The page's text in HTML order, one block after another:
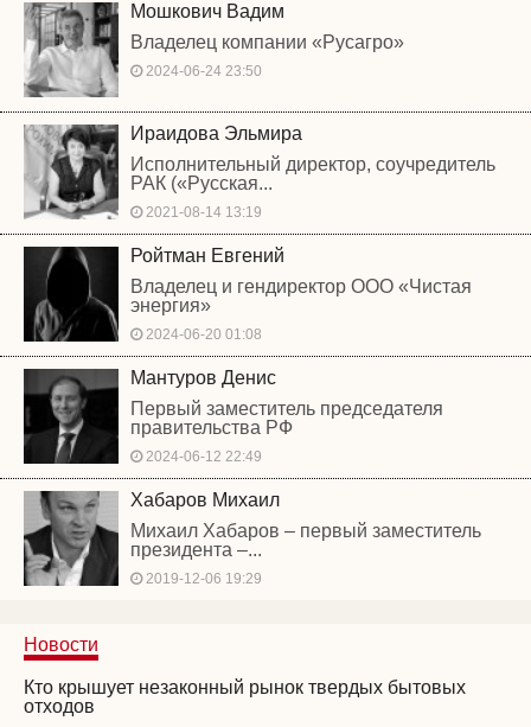
Мошкович Вадим
Владелец компании «Русагро»
2024-06-24 23:50
Ираидова Эльмира
Исполнительный директор, соучредитель
РАК («Русская...
2021-08-14 13:19
Ройтман Евгений
Владелец и гендиректор ООО «Чистая
энергия»
2024-06-20 01:08
Мантуров Денис
Первый заместитель председателя
правительства РФ
2024-06-12 22:49
Хабаров Михаил
Михаил Хабаров – первый заместитель
президента –...
2019-12-06 19:29
Новости
Кто крышует незаконный рынок твердых бытовых
отходов